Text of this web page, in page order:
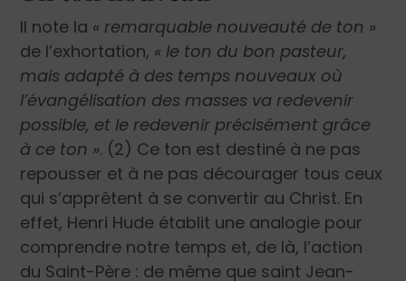
Il note la « remarquable nouveauté de ton »
de l’exhortation, « le ton du bon pasteur,
mais adapté à des temps nouveaux où
l’évangélisation des masses va redevenir
possible, et le redevenir précisément grâce
à ce ton ». (2) Ce ton est destiné à ne pas
repousser et à ne pas décourager tous ceux
qui s’apprêtent à se convertir au Christ. En
effet, Henri Hude établit une analogie pour
comprendre notre temps et, de là, l’action
du Saint-Père : de même que saint Jean-